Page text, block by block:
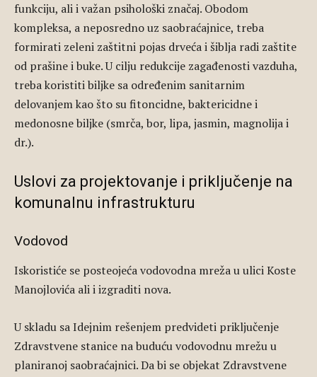
funkciju, ali i važan psihološki značaj. Obodom
kompleksa, a neposredno uz saobraćajnice, treba
formirati zeleni zaštitni pojas drveća i šiblja radi zaštite
od prašine i buke. U cilju redukcije zagađenosti vazduha,
treba koristiti biljke sa određenim sanitarnim
delovanjem kao što su fitoncidne, baktericidne i
medonosne biljke (smrča, bor, lipa, jasmin, magnolija i
dr.).
Uslovi za projektovanje i priključenje na
komunalnu infrastrukturu
Vodovod
Iskoristiće se posteojeća vodovodna mreža u ulici Koste
Manojlovića ali i izgraditi nova.
U skladu sa Idejnim rešenjem predvideti priključenje
Zdravstvene stanice na buduću vodovodnu mrežu u
planiranoj saobraćajnici. Da bi se objekat Zdravstvene